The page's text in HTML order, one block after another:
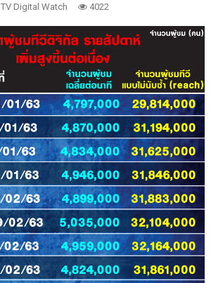
TV Digital Watch 4022